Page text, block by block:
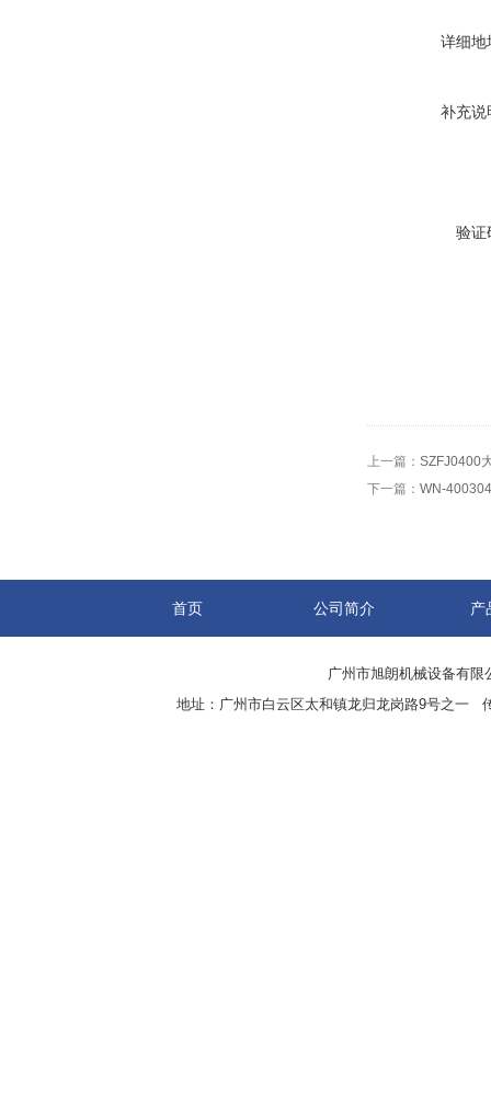
详细地
补充说
验证
上一篇： SZFJ0400
下一篇： WN-
首页 公司简介 产
广州市旭朗机械设备有限
地址：广州市白云区太和镇龙归龙岗路9号之一